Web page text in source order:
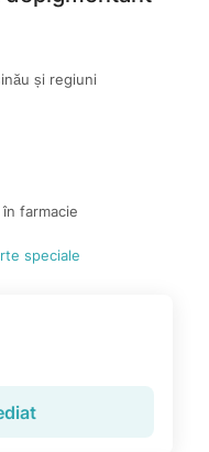
și regiuni
farmacie
speciale